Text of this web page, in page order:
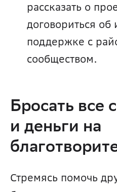
рассказать о
договориться
поддержке с
сообществом.
Бросать все
и деньги на
Стремясь помочь